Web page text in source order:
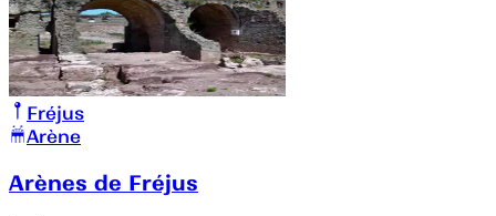
Fréjus
Arène
Arènes de Fréjus